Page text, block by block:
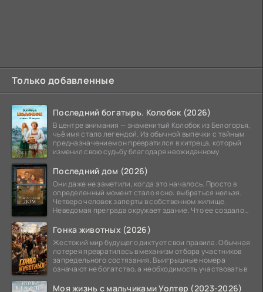
Только добавленные
Последний богатырь. Колобок (2026)
В центре внимания — знаменитый Колобок из Белогорья,
чьё имя стало легендой. Из обычной выпечки с тайным
предназначением он превратился в хитреца, который
изменил свою судьбу благодаря неожиданному
Последний дом (2026)
Они даже не заметили, когда это началось. Просто в
определенный момент стало ясно: выбраться нельзя.
Четверо человек заперты в собственном жилище.
Неведомая преграда окружает здание. Что ее создало
Гонка животных (2026)
Жестокий мир будущего диктует свои правила. Обычная
лотерея превратилась в механизм отбора участников
запредельного состязания. Выигрышные номера
означают не богатство, а необходимость участвовать в
Моя жизнь с мальчиками Уолтер (2023-2026)